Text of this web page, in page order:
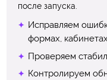
после запуска.
Исправляем
формах,
Проверяем
Контролируем